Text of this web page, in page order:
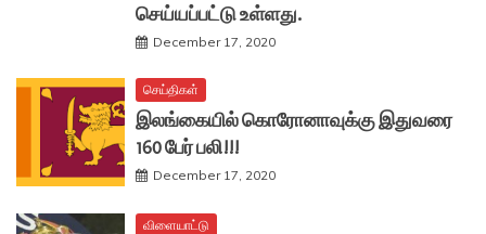
செய்யப்பட்டு உள்ளது.
December 17, 2020
செய்திகள்
இலங்கையில் கொரோனாவுக்கு இதுவரை
160 பேர் பலி!!!
December 17, 2020
விளையாட்டு